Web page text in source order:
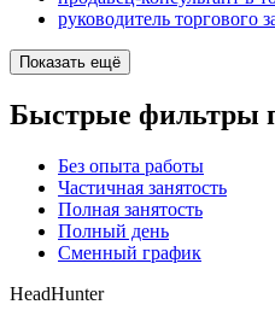
руководитель торгового
Показать ещё
Быстрые фильтры
Без опыта работы
Частичная занятость
Полная занятость
Полный день
Сменный график
HeadHunter